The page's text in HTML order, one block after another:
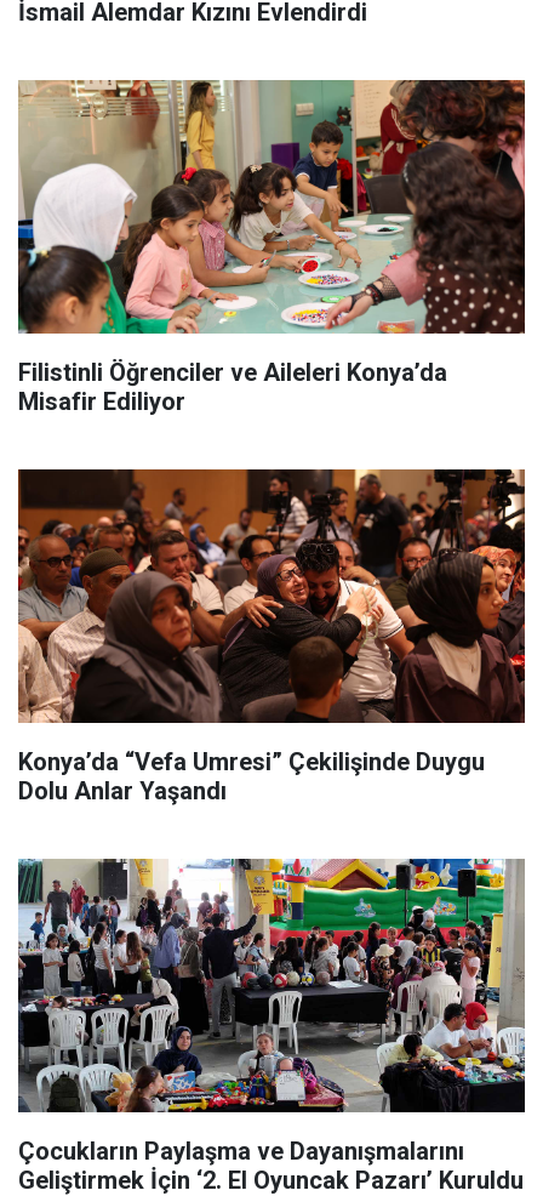
İsmail Alemdar Kızını Evlendirdi
Filistinli Öğrenciler ve Aileleri Konya’da
Misafir Ediliyor
Konya’da “Vefa Umresi” Çekilişinde Duygu
Dolu Anlar Yaşandı
Çocukların Paylaşma ve Dayanışmalarını
Geliştirmek İçin ‘2. El Oyuncak Pazarı’ Kuruldu